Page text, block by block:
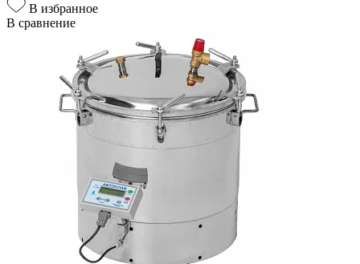
В избранное
В сравнение